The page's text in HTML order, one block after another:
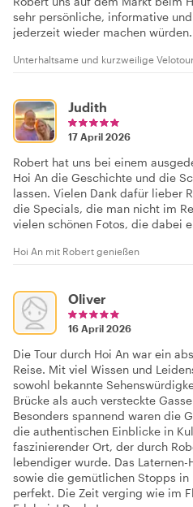
sehr persönliche, informative
jederzeit wieder machen
Unterhaltsame und kurzweilige Velotour
Judith
17 April 2026
Robert hat uns bei einem
Hoi An die Geschichte und die
lassen. Vielen Dank dafür lieber
die Specials, die man nicht im
vielen schönen Fotos, die dabei
Hoi An mit Robert genießen
Oliver
16 April 2026
Die Tour durch Hoi An war ein
Reise. Mit viel Wissen und
sowohl bekannte
Brücke als auch versteckte
Besonders spannend waren die
die authentischen Einblicke in
faszinierender Ort, der durch
lebendiger wurde. Das
sowie die gemütlichen Stopps in
perfekt. Die Zeit verging wie im